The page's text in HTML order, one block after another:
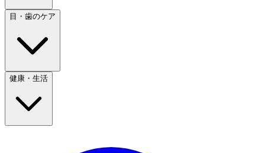
目・歯のケア
健康・生活